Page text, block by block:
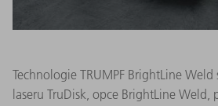
Technologie TRUMPF BrightLine Weld
laseru TruDisk, opce BrightLine Weld,